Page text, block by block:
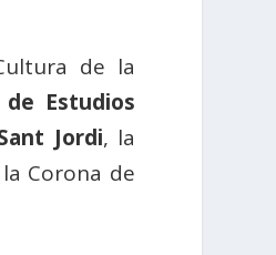
de la
Estudios
Jordi, la
Corona de